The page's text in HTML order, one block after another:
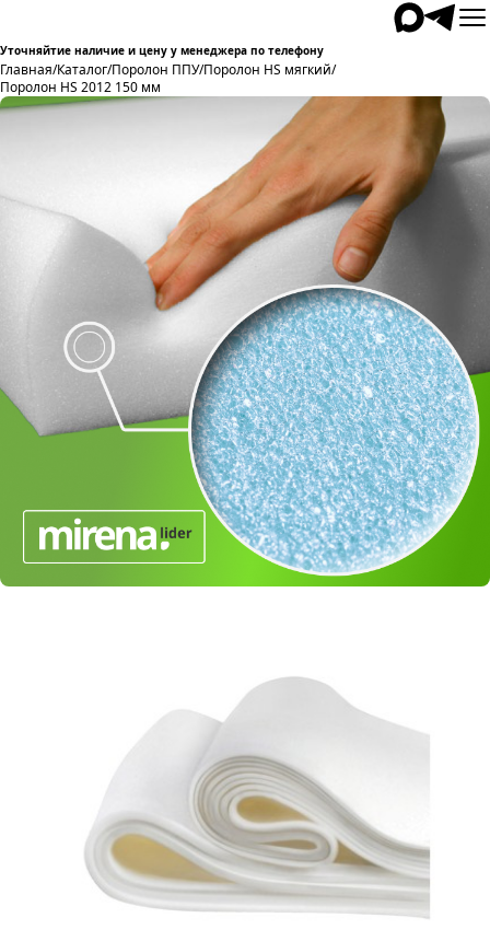
Уточняйтие наличие и цену у менеджера по телефону
Главная/Каталог/Поролон ППУ/Поролон HS мягкий/
Поролон HS 2012 150 мм